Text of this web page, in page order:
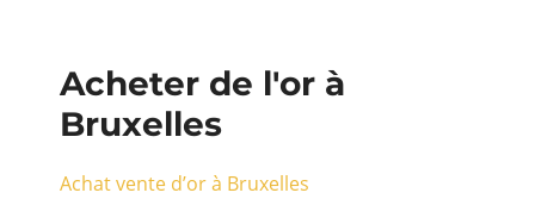
Acheter de l'or à
Bruxelles
Achat vente d’or à Bruxelles